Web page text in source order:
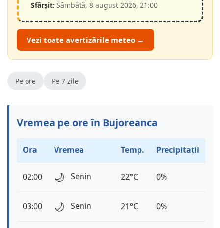
Sfârșit: Sâmbătă, 8 august 2026, 21:00
Vezi toate avertizările meteo →
Pe ore Pe 7 zile
Vremea pe ore în Bujoreanca
Ora Vremea Temp. Precipitații
02:00 🌙 Senin 22°C 0%
03:00 🌙 Senin 21°C 0%